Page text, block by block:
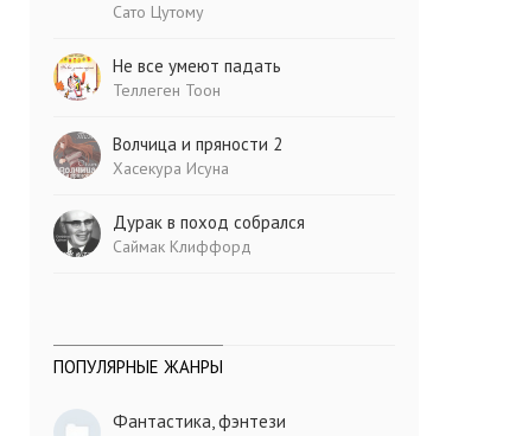
Сато Цутому
Не все умеют падать
Теллеген Тоон
Волчица и пряности 2
Хасекура Исуна
Дурак в поход собрался
Саймак Клиффорд
ПОПУЛЯРНЫЕ ЖАНРЫ
Фантастика, фэнтези